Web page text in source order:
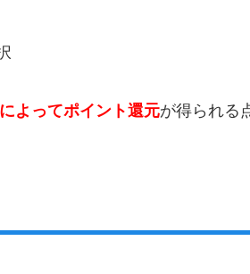
よってポイント還元が得られる